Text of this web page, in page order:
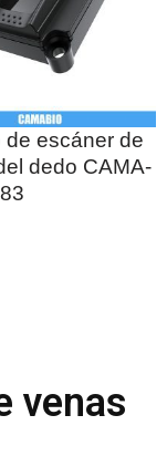
de escáner de
dedo CAMA-
venas